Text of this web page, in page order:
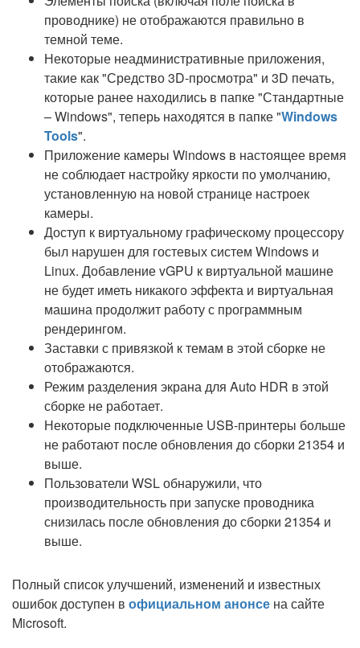
проводнике) не отображаются правильно в
темной теме.
Некоторые неадминистративные приложения,
такие как "Средство 3D-просмотра" и 3D печать,
которые ранее находились в папке "Стандартные
– Windows", теперь находятся в папке "Windows
Tools".
Приложение камеры Windows в настоящее время
не соблюдает настройку яркости по умолчанию,
установленную на новой странице настроек
камеры.
Доступ к виртуальному графическому процессору
был нарушен для гостевых систем Windows и
Linux. Добавление vGPU к виртуальной машине
не будет иметь никакого эффекта и виртуальная
машина продолжит работу с программным
рендерингом.
Заставки с привязкой к темам в этой сборке не
отображаются.
Режим разделения экрана для Auto HDR в этой
сборке не работает.
Некоторые подключенные USB-принтеры больше
не работают после обновления до сборки 21354 и
выше.
Пользователи WSL обнаружили, что
производительность при запуске проводника
снизилась после обновления до сборки 21354 и
выше.
Полный список улучшений, изменений и известных
ошибок доступен в официальном анонсе на сайте
Microsoft.